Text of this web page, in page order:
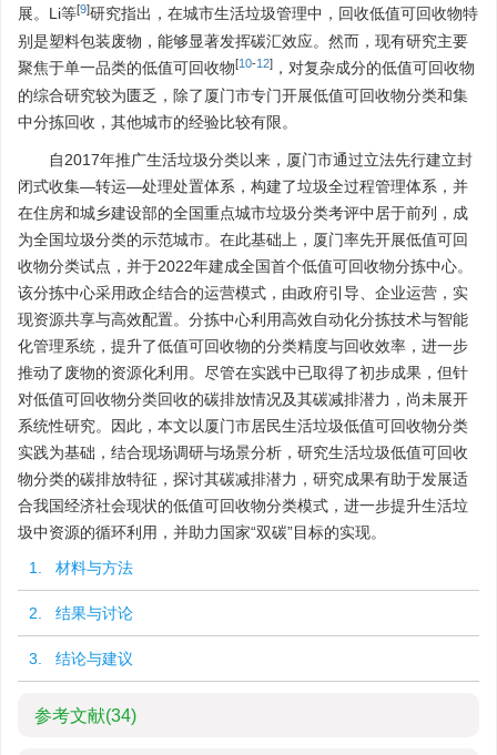
展。Li等[9]研究指出，在城市生活垃圾管理中，回收低值可回收物特
别是塑料包装废物，能够显著发挥碳汇效应。然而，现有研究主要
聚焦于单一品类的低值可回收物[10-12] ，对复杂成分的低值可回收物
的综合研究较为匮乏，除了厦门市专门开展低值可回收物分类和集
中分拣回收，其他城市的经验比较有限。
自2017年推广生活垃圾分类以来，厦门市通过立法先行建立封
闭式收集—转运—处理处置体系，构建了垃圾全过程管理体系，并
在住房和城乡建设部的全国重点城市垃圾分类考评中居于前列，成
为全国垃圾分类的示范城市。在此基础上，厦门率先开展低值可回
收物分类试点，并于2022年建成全国首个低值可回收物分拣中心。
该分拣中心采用政企结合的运营模式，由政府引导、企业运营，实
现资源共享与高效配置。分拣中心利用高效自动化分拣技术与智能
化管理系统，提升了低值可回收物的分类精度与回收效率，进一步
推动了废物的资源化利用。尽管在实践中已取得了初步成果，但针
对低值可回收物分类回收的碳排放情况及其碳减排潜力，尚未展开
系统性研究。因此，本文以厦门市居民生活垃圾低值可回收物分类
实践为基础，结合现场调研与场景分析，研究生活垃圾低值可回收
物分类的碳排放特征，探讨其碳减排潜力，研究成果有助于发展适
合我国经济社会现状的低值可回收物分类模式，进一步提升生活垃
圾中资源的循环利用，并助力国家“双碳”目标的实现。
1. 材料与方法
2. 结果与讨论
3. 结论与建议
参考文献(34)